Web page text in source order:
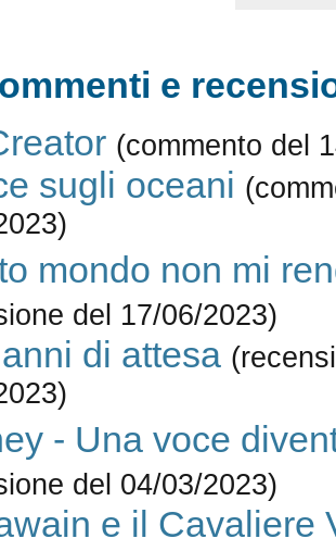
e
(commento del
sugli oceani
mondo non mi
del 17/06/2023)
di attesa
- Una voce
del 04/03/2023)
e il Cavaliere